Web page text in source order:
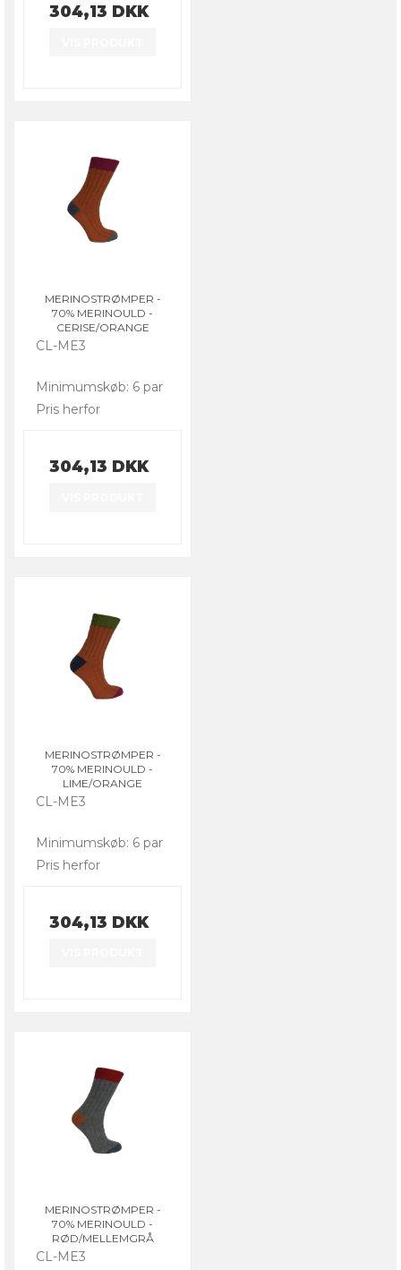
304,13 DKK
MERINOSTRØMPER -
70% MERINOULD -
CERISE/ORANGE
CL-ME3
Minimumskøb: 6 par
Pris herfor
304,13 DKK
MERINOSTRØMPER -
70% MERINOULD -
LIME/ORANGE
CL-ME3
Minimumskøb: 6 par
Pris herfor
304,13 DKK
MERINOSTRØMPER -
70% MERINOULD -
RØD/MELLEMGRÅ
CL-ME3